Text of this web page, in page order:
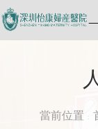
當前位置